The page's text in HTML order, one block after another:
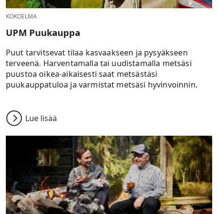
KOKOELMA
UPM Puukauppa
Puut tarvitsevat tilaa kasvaakseen ja pysyäkseen
terveenä. Harventamalla tai uudistamalla metsäsi
puustoa oikea-aikaisesti saat metsästäsi
puukauppatuloa ja varmistat metsäsi hyvinvoinnin.
Lue lisää